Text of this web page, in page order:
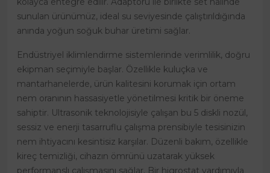
sunulan ürünümüz, ideal su seviyesinde çalıştırıldığında
anında yoğun soğuk buhar üretimi sağlar.
Endüstriyel iklimlendirme sistemlerinde verimlilik, doğru
ekipman seçimiyle başlar. Özellikle kuluçka ve
mantarhanelerde, ürün kalitesini korumak için ortam
nem oranının hassasiyetle yönetilmesi kritik bir öneme
sahiptir. Ultrasonik teknolojisiyle çalışan bu 5 diskli nozül,
sessiz ve enerji tasarruflu çalışma prensibiyle tesisinizin
nem ihtiyacını kesintisiz karşılar. Düzenli bakım, özellikle
kireç temizliği, cihazın ömrünü uzatarak yüksek